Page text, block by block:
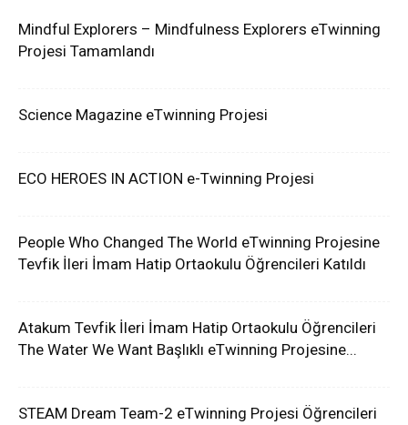
Mindful Explorers – Mindfulness Explorers eTwinning
Projesi Tamamlandı
Science Magazine eTwinning Projesi
ECO HEROES IN ACTION e-Twinning Projesi
People Who Changed The World eTwinning Projesine
Tevfik İleri İmam Hatip Ortaokulu Öğrencileri Katıldı
Atakum Tevfik İleri İmam Hatip Ortaokulu Öğrencileri
The Water We Want Başlıklı eTwinning Projesine...
STEAM Dream Team-2 eTwinning Projesi Öğrencileri